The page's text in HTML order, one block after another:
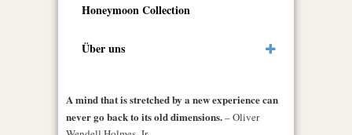
Honeymoon Collection
Über uns
A mind that is stretched by a new experience can
never go back to its old dimensions.– Oliver